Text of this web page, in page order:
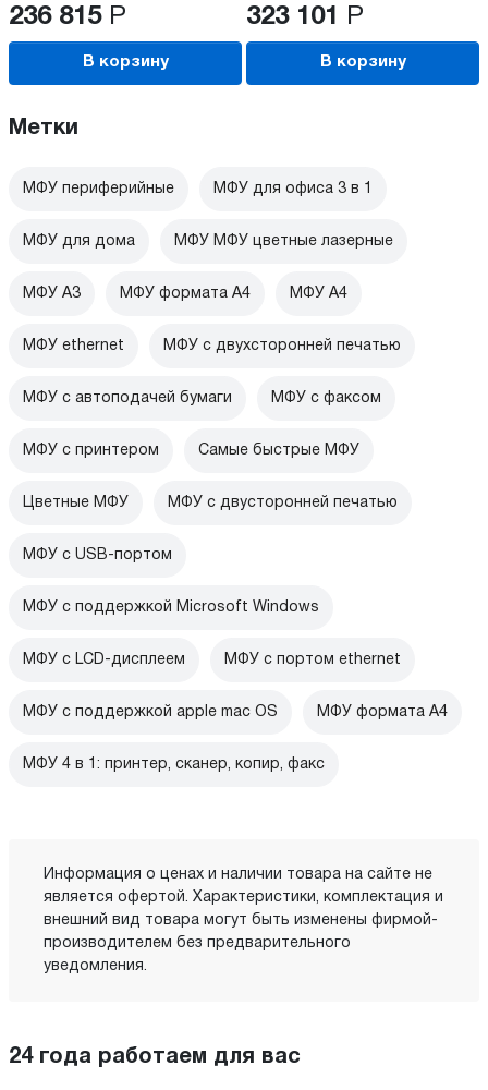
236 815 Р
В корзину
323 101 Р
В корзину
Метки
МФУ периферийные МФУ для офиса 3 в 1
МФУ для дома МФУ МФУ цветные лазерные
МФУ А3 МФУ формата А4 МФУ А4
МФУ ethernet МФУ с двухсторонней печатью
МФУ с автоподачей бумаги МФУ с факсом
МФУ с принтером Самые быстрые МФУ
Цветные МФУ МФУ с двусторонней печатью
МФУ c USB-портом
МФУ с поддержкой Microsoft Windows
МФУ с LCD-дисплеем МФУ с портом ethernet
МФУ с поддержкой apple mac OS МФУ формата А4
МФУ 4 в 1: принтер, сканер, копир, факс
Информация о ценах и наличии товара на сайте не
является офертой. Характеристики, комплектация и
внешний вид товара могут быть изменены фирмой-
производителем без предварительного
уведомления.
24 года работаем для вас